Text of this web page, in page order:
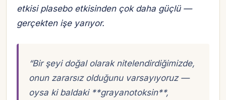
etkisi plasebo etkisinden çok daha güçlü —
gerçektenişe yarıyor.
“Bir şeyi doğal olarak nitelendirdiğimizde,
onun zararsız olduğunu varsayıyoruz —
oysa ki baldaki **grayanotoksin**,